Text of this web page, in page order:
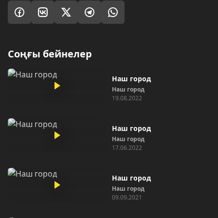
Соңғы бейнелер
Наш город
Наш город
19.08.2022
Наш город
Наш город
17.06.2022
Наш город
Наш город
09.09.2021